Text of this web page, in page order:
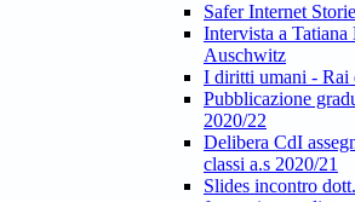
Safer Internet
Intervista a Tatiana
Auschwitz
I diritti umani - Rai
Pubblicazione
2020/22
Delibera CdI
classi a.s 2020/21
Slides incontro